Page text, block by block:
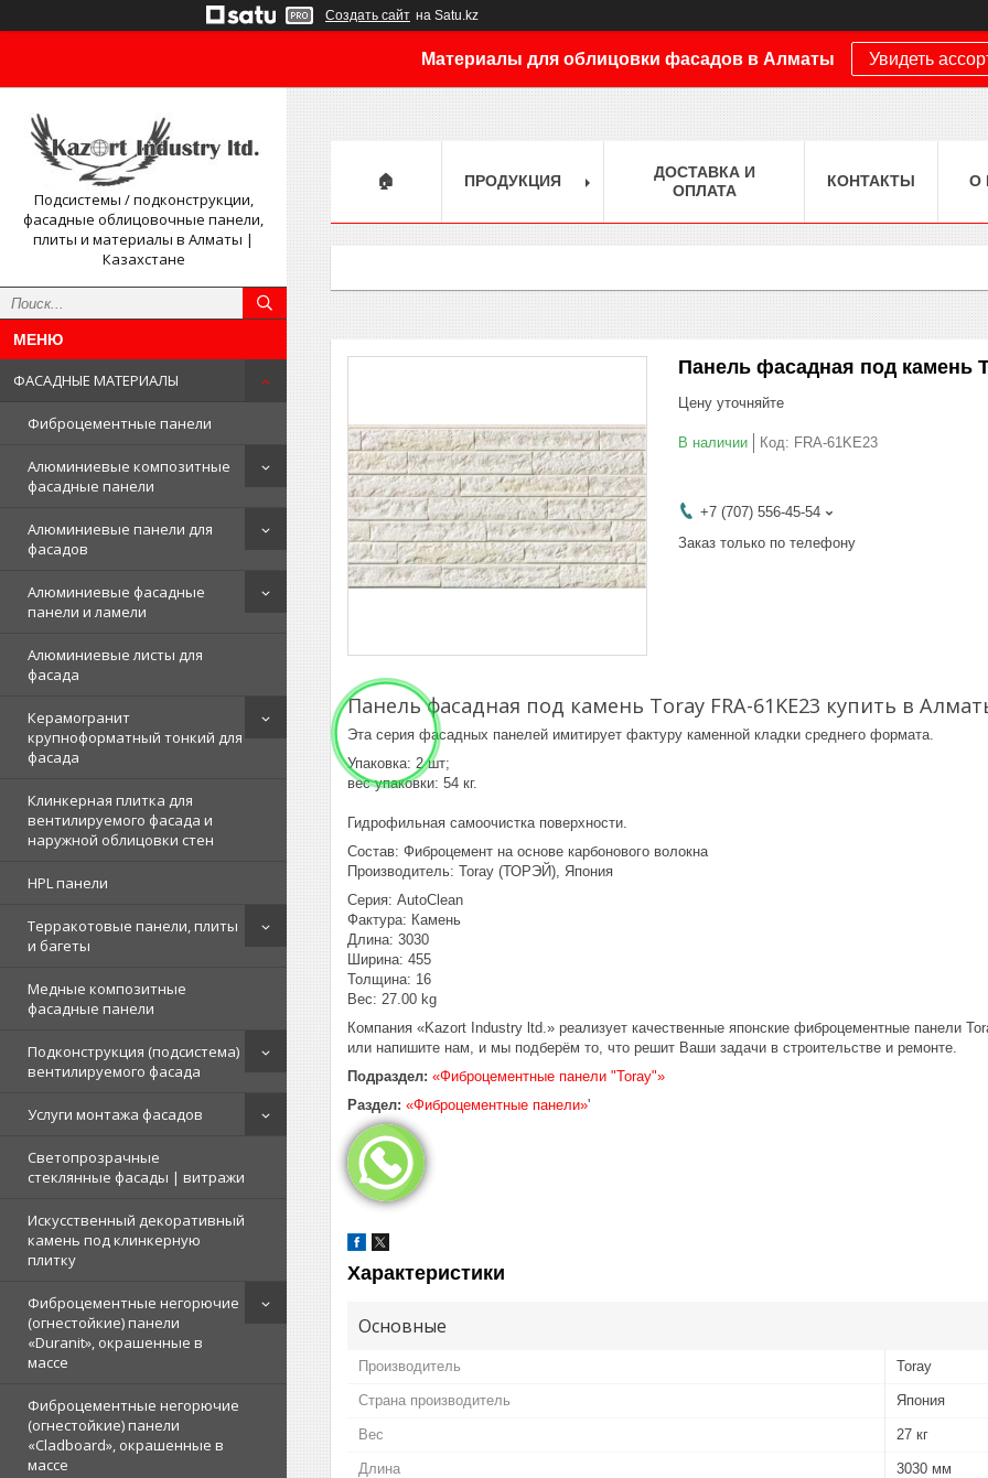
Создать сайт на Satu.kz
Материалы для облицовки фасадов в Алматы Увидеть
Подсистемы / подконструкции,
фасадные облицовочные панели,
плиты и материалы в Алматы |
Казахстане
ФАСАДНЫЕ МАТЕРИАЛЫ
Фиброцементные панели
Алюминиевые композитные
фасадные панели
Алюминиевые панели для
фасадов
Алюминиевые фасадные
панели и ламели
Алюминиевые листы для
фасада
Керамогранит
крупноформатный тонкий для
фасада
Клинкерная плитка для
вентилируемого фасада и
наружной облицовки стен
HPL панели
Терракотовые панели, плиты
и багеты
Медные композитные
фасадные панели
Подконструкция (подсистема)
вентилируемого фасада
Услуги монтажа фасадов
Светопрозрачные
стеклянные фасады | витражи
Искусственный декоративный
камень под клинкерную
плитку
Фиброцементные негорючие
(огнестойкие) панели
«Duranit», окрашенные в
массе
Фиброцементные негорючие
(огнестойкие) панели
«Cladboard», окрашенные в
массе
🏠 ПРОДУКЦИЯ
ДОСТАВКА И
ОПЛАТА
КОНТАКТЫ О
Панель фасадная под камень
Цену уточняйте
В наличии Код: FRA-61KE23
+7 (707) 556-45-54
Заказ только по телефону
Панель фасадная под камень Toray FRA-61KE23 купить в
Эта серия фасадных панелей имитирует фактуру каменной кладки среднего формата.
Упаковка: 2 шт;
вес упаковки: 54 кг.
Гидрофильная самоочистка поверхности.
Состав: Фиброцемент на основе карбонового волокна
Производитель: Toray (ТОРЭЙ), Япония
Серия: AutoClean
Фактура: Камень
Длина: 3030
Ширина: 455
Толщина: 16
Вес: 27.00 kg
Компания «Kazort Industry ltd.» реализует качественные японские фиброцементные панели
или напишите нам, и мы подберём то, что решит Ваши задачи в строительстве и ремонте.
Подраздел: «Фиброцементные панели "Toray"»
Раздел: «Фиброцементные панели»'
Характеристики
Основные
Производитель Toray
Страна производитель Япония
Вес 27 кг
Длина 3030 мм